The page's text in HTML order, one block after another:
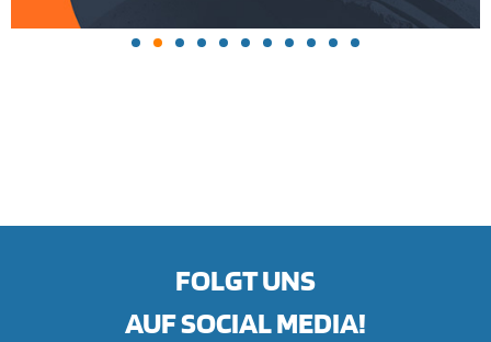
FOLGT UNS
AUF SOCIAL MEDIA!